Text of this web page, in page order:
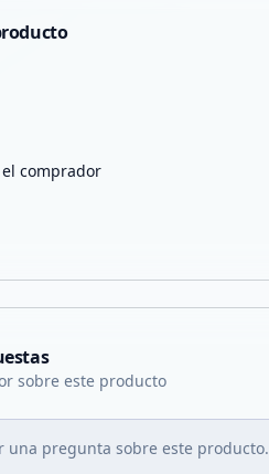
comprador
sobre este producto
una pregunta sobre este producto.